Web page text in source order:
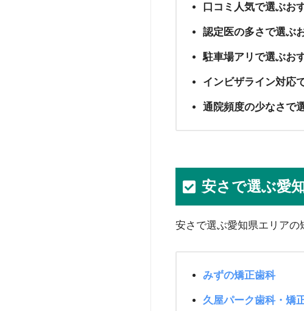
口コミ人気で選ぶお
認定医の多さで選ぶ
駐車場アリで選ぶお
インビザライン対応
通院頻度の少なさで
安さで選ぶ愛
安さで選ぶ愛知県エリアの
みずの矯正歯科
久屋パーク歯科・矯